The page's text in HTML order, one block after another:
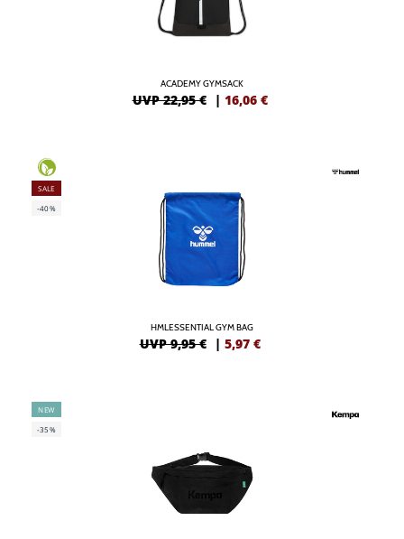
ACADEMY GYMSACK
UVP 22,95 € | 16,06 €
SALE
-40%
HMLESSENTIAL GYM BAG
UVP 9,95 € | 5,97 €
NEW
-35%